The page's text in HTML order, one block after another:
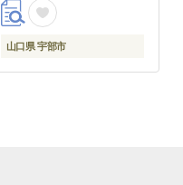
山口県 宇部市